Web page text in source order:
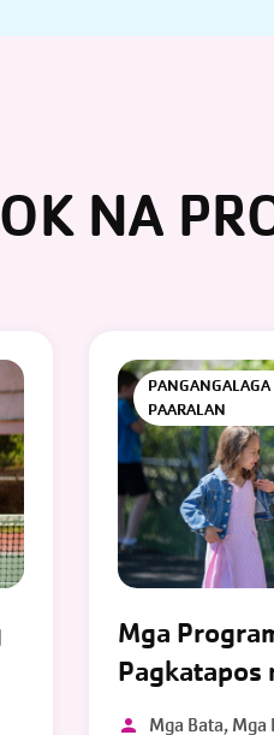
NA
PANGANGALAGA
PAARALAN
Mga
Pagkatapos
Mga Bata, Mga